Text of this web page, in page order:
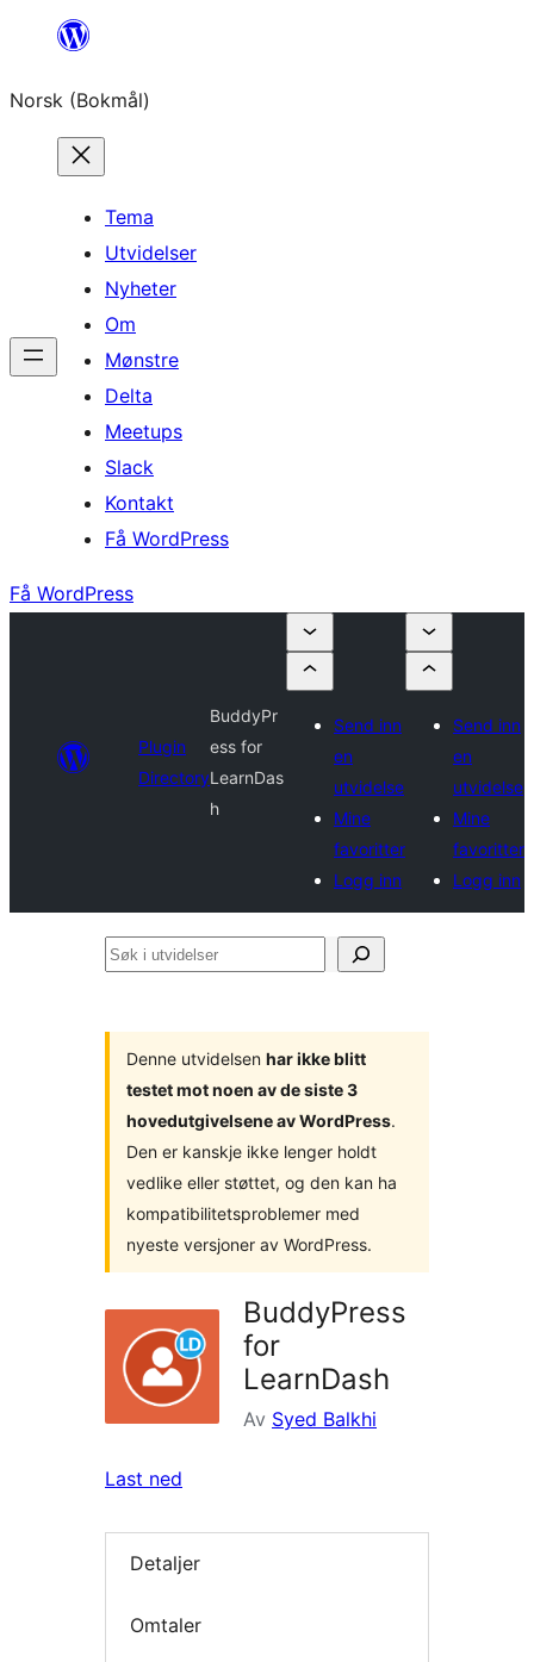
Hopp
innhold
Norsk (Bokmål)
Tema
Utvidelser
Nyheter
Om
Mønstre
Delta
Meetups
Slack
Kontakt
Få WordPress
Få WordPress
Plugin
Directory
BuddyPr
ess for
LearnDas
h
Send inn
en
utvidelse
Mine
favoritter
Logg inn
Send inn
en
utvidelse
Mine
favoritter
Logg inn
Søk
Denne utvidelsen har ikke blitt
testet mot noen av de siste 3
hovedutgivelsene av WordPress.
Den er kanskje ikke lenger holdt
vedlike eller støttet, og den kan ha
kompatibilitetsproblemer med
nyeste versjoner av WordPress.
BuddyPress
for
LearnDash
Av Syed Balkhi
Last ned
Detaljer
Omtaler